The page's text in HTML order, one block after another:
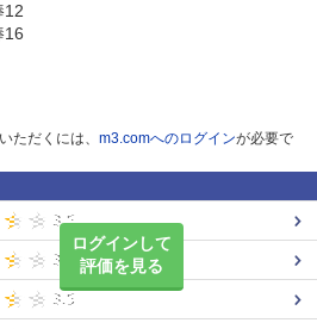
12
16
ただくには、 m3.comへのログインが必要で
ログインして
評価を見る